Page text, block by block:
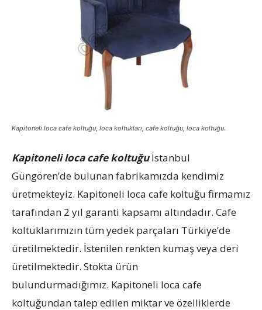
Kapitoneli loca cafe koltuğu, loca koltukları, cafe koltuğu, loca koltuğu.
Kapitoneli loca cafe koltuğuİstanbul
Güngören’de bulunan fabrikamızda kendimiz
üretmekteyiz. Kapitoneli loca cafe koltuğu firmamız
tarafından 2 yıl garanti kapsamı altındadır. Cafe
koltuklarımızın tüm yedek parçaları Türkiye’de
üretilmektedir. İstenilen renkten kumaş veya deri
üretilmektedir. Stokta ürün
bulundurmadığımız. Kapitoneli loca cafe
koltuğundan talep edilen miktar ve özelliklerde